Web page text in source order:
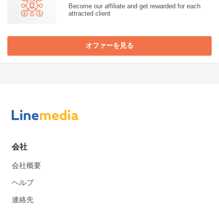
Become our affiliate and get rewarded for each
attracted client
オファーを見る
会社
会社概要
ヘルプ
連絡先